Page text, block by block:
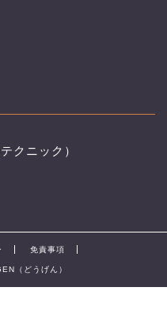
クニック）
免責事項
（どうげん）